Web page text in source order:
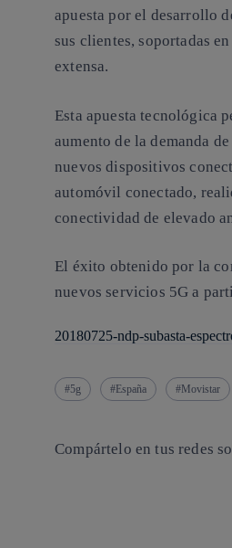
apuesta por el desarrollo
sus clientes, soportadas
extensa.
Esta apuesta tecnológica
aumento de la demanda
nuevos dispositivos
automóvil conectado,
conectividad de elevado
El éxito obtenido por la
nuevos servicios 5G a
20180725-ndp-subasta-
5g España Movistar
Compártelo en tus redes